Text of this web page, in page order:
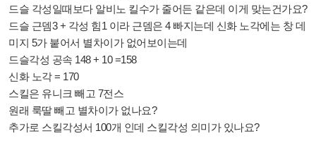
드슬 각성일때보다 알비노 킬수가 줄어든 같은데 이게 맞는건가요?
드슬 근뎀3 + 각성 힘1 이라 근뎀은 4 빠지는데 신화 노각에는 창 데
미지 5가 붙어서 별차이가 없어보이는데
드슬각성 공속 148 + 10 =158
신화 노각 = 170
스킬은 유니크 빼고 7전스
원래 룩딸 빼고 별차이가 없나요?
추가로 스킬각성서 100개 인데 스킬각성 의미가 있나요?